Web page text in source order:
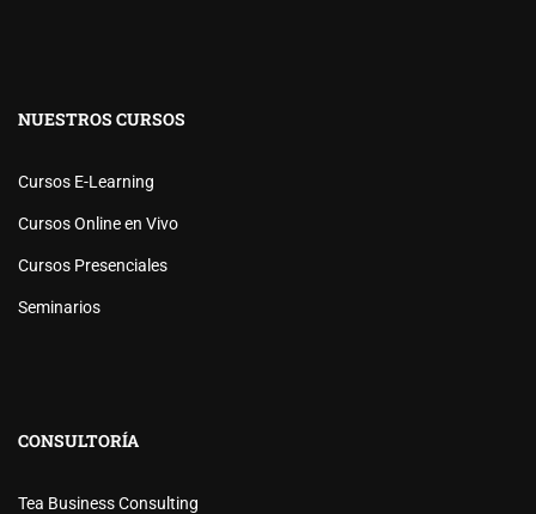
NUESTROS CURSOS
Cursos E-Learning
Cursos Online en Vivo
Cursos Presenciales
Seminarios
CONSULTORÍA
Tea Business Consulting